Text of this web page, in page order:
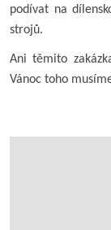
podívat na
strojů.
Ani těmito
Vánoc toho